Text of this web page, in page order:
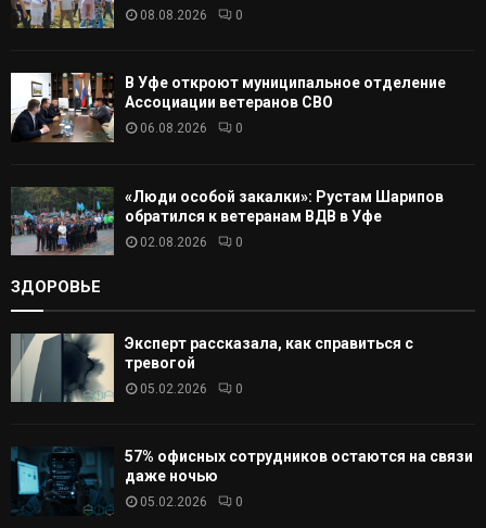
08.08.2026 0
В Уфе откроют муниципальное отделение
Ассоциации ветеранов СВО
06.08.2026 0
«Люди особой закалки»: Рустам Шарипов
обратился к ветеранам ВДВ в Уфе
02.08.2026 0
ЗДОРОВЬЕ
Эксперт рассказала, как справиться с
тревогой
05.02.2026 0
57% офисных сотрудников остаются на связи
даже ночью
05.02.2026 0